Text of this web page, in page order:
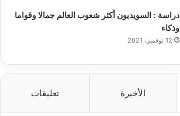
دراسة : السويديون أكثر شعوب العالم جمالا وقواما
وذكاء
12 نوفمبر، 2021
الأخيرة تعليقات